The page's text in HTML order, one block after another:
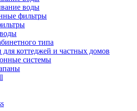
воды
фильтры
типа
коттеджей и частных домов
системы